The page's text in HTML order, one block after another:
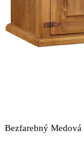
Bezfarebný Medová